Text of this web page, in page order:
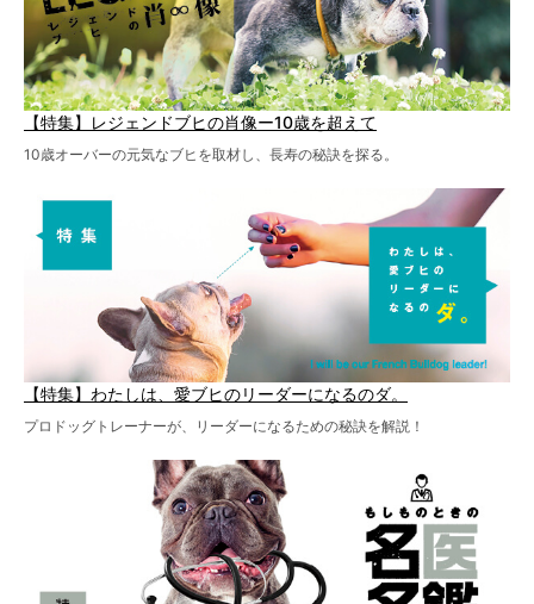
【特集】レジェンドブヒの肖像ー10歳を超えて
10歳オーバーの元気なブヒを取材し、長寿の秘訣を探る。
【特集】わたしは、愛ブヒのリーダーになるのダ。
プロドッグトレーナーが、リーダーになるための秘訣を解説！